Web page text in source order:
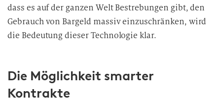
dass es auf der ganzen Welt Bestrebungen gibt, den
Gebrauch von Bargeld massiv einzuschränken, wird
die Bedeutung dieser Technologie klar.
Die Möglichkeit smarter
Kontrakte